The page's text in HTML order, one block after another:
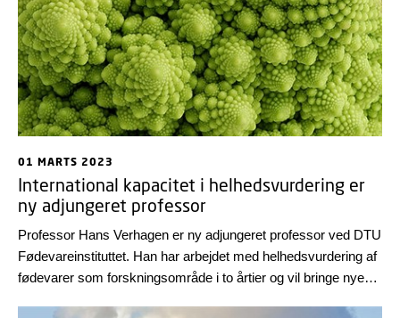
01 MARTS 2023
International kapacitet i helhedsvurdering er
ny adjungeret professor
Professor Hans Verhagen er ny adjungeret professor ved DTU
Fødevareinstituttet. Han har arbejdet med helhedsvurdering af
fødevarer som forskningsområde i to årtier og vil bringe nye